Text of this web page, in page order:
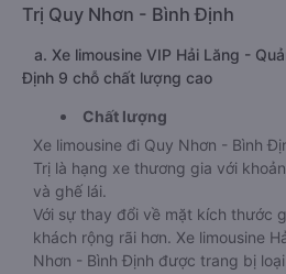
Trị Quy Nhơn - Bình Định
a. Xe limousine VIP Hải Lăng -
Định 9 chỗ chất lượng cao
Chất lượng
Xe limousine đi Quy Nhơn - Bình
Trị là hạng xe thương gia với
và ghế lái.
Với sự thay đổi về mặt kích thước
khách rộng rãi hơn. Xe limousine
Nhơn - Bình Định được trang bị